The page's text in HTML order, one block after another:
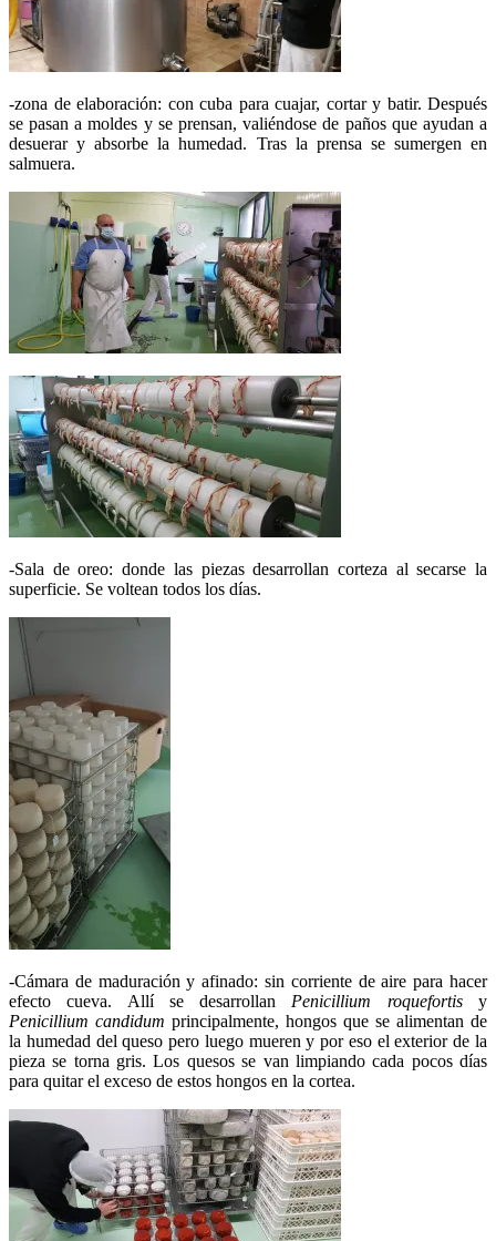
-zona de elaboración: con cuba para cuajar, cortar y batir. Después
se pasan a moldes y se prensan, valiéndose de paños que ayudan a
desuerar y absorbe la humedad. Tras la prensa se sumergen en
salmuera.
-Sala de oreo: donde las piezas desarrollan corteza al secarse la
superficie. Se voltean todos los días.
-Cámara de maduración y afinado: sin corriente de aire para hacer
efecto cueva. Allí se desarrollan Penicillium roquefortisy
Penicillium candidum principalmente, hongos que se alimentan de
la humedad del queso pero luego mueren y por eso el exterior de la
pieza se torna gris. Los quesos se van limpiando cada pocos días
para quitar el exceso de estos hongos en la cortea.